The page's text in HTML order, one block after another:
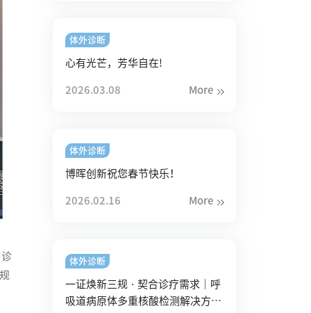
体外诊断
心有光芒，芳华自在!
2026.03.08 More
体外诊断
博晖创新祝您春节快乐！
2026.02.16 More
体外诊断
一证焕新三规 · 契合诊疗需求｜呼
吸道病原体多重核酸检测解决方案